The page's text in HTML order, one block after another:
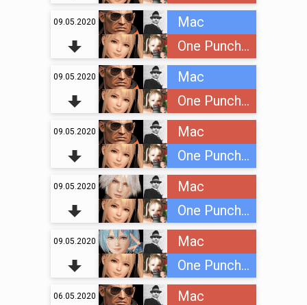
09.05.2020
Mac
One Punch Loli
09.05.2020
Mac
One Punch Loli
09.05.2020
Mac
One Punch Loli
09.05.2020
Mac
One Punch Loli
09.05.2020
Mac
One Punch Loli
06.05.2020
Mac